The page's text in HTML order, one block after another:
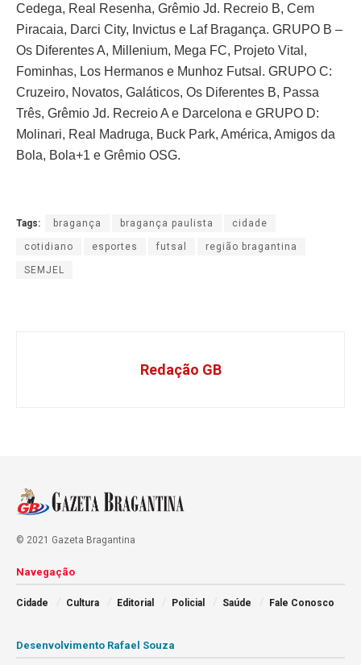
Cedega, Real Resenha, Grêmio Jd. Recreio B, Cem
Piracaia, Darci City, Invictus e Laf Bragança. GRUPO B –
Os Diferentes A, Millenium, Mega FC, Projeto Vital,
Fominhas, Los Hermanos e Munhoz Futsal. GRUPO C:
Cruzeiro, Novatos, Galáticos, Os Diferentes B, Passa
Três, Grêmio Jd. Recreio A e Darcelona e GRUPO D:
Molinari, Real Madruga, Buck Park, América, Amigos da
Bola, Bola+1 e Grêmio OSG.
Tags: bragança bragança paulista cidade
cotidiano esportes futsal região bragantina
SEMJEL
Redação GB
© 2021 Gazeta Bragantina
Navegação
Cidade Cultura Editorial Policial Saúde Fale Conosco
Desenvolvimento Rafael Souza